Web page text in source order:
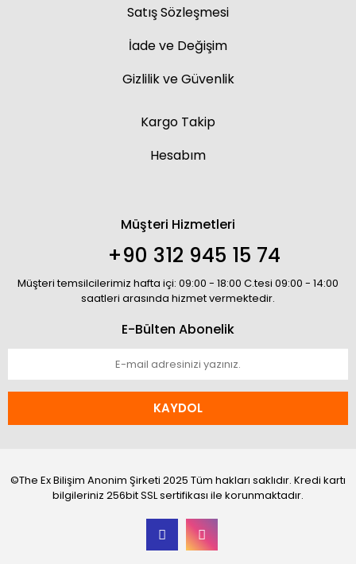
Satış Sözleşmesi
İade ve Değişim
Gizlilik ve Güvenlik
Kargo Takip
Hesabım
Müşteri Hizmetleri
+90 312 945 15 74
Müşteri temsilcilerimiz hafta içi: 09:00 - 18:00 C.tesi 09:00 - 14:00
saatleri arasında hizmet vermektedir.
E-Bülten Abonelik
KAYDOL
©The Ex Bilişim Anonim Şirketi 2025 Tüm hakları saklıdır. Kredi kartı
bilgileriniz 256bit SSL sertifikası ile korunmaktadır.